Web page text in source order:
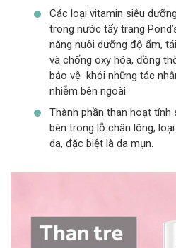
Các loại vitamin siêu
trong nước tẩy trang
năng nuôi dưỡng độ ẩm,
và chống oxy hóa, đồng
bảo vệ khỏi những tác
nhiễm bên ngoài
Thành phần than hoạt
bên trong lỗ chân lông,
da, đặc biệt là da mụn.